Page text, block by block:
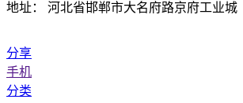
地址： 河北省邯郸市大名府路京府工业城
分享
手机
分类